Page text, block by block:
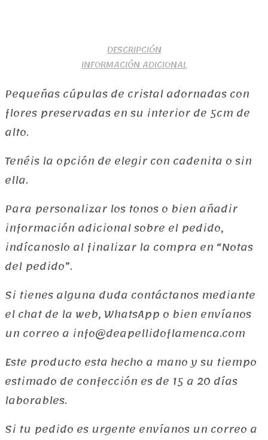
DESCRIPCIÓN
INFORMACIÓN ADICIONAL
Pequeñas cúpulas de cristal adornadas con
flores preservadas en su interior de 5cm de
alto.
Tenéis la opción de elegir con cadenita o sin
ella.
Para personalizar los tonos o bien añadir
información adicional sobre el pedido,
indícanoslo al finalizar la compra en “Notas
del pedido”.
Si tienes alguna duda contáctanos mediante
el chat de la web, WhatsApp o bien envíanos
un correo a info@deapellidoflamenca.com
Este producto esta hecho a mano y su tiempo
estimado de confección es de 15 a 20 días
laborables.
Si tu pedido es urgente envíanos un correo a